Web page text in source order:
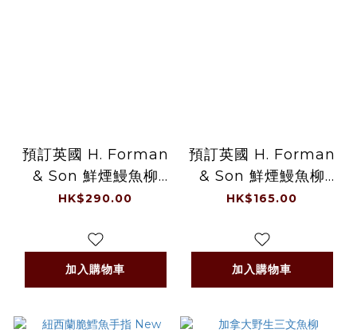
預訂英國 H. Forman
& Son 鮮煙鰻魚柳
UK H.Forman &
Smoked Eel Fillet
200克/包 (0-4 ℃)
HK$290.00
加入購物車
預訂英國 H. Forman
& Son 鮮煙鰻魚柳
UK H.Forman &
Smoked Eel Fillet
100克/包 (0-4°C)
HK$165.00
加入購物車